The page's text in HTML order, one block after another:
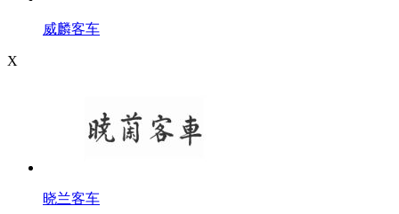
威麟客车
X
晓兰客车